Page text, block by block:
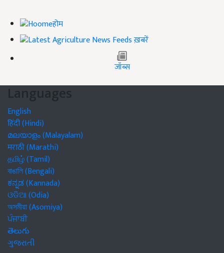
होम
ख़बरें
जॉब्स
Languages
English
हिंदी (Hindi)
മലയാളം (Malayalam)
मराठी (Marathi)
தமிழ் (Tamil)
বাঙালি (Bengali)
ಕನ್ನಡ (Kannada)
ଓଡିଆ (Odia)
অসমীয়া (Asomiya)
ਪੰਜਾਬੀ
తెలుగు
ગુજરાતી